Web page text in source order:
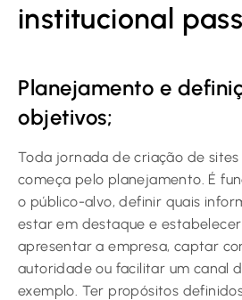
institucional
Planejamento e
objetivos;
Toda jornada de criação de sites
começa pelo planejamento. É
o público-alvo, definir quais
estar em destaque e
apresentar a empresa, captar
autoridade ou facilitar um canal
exemplo. Ter propósitos